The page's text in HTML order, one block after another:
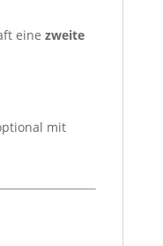
eine zweite
mit